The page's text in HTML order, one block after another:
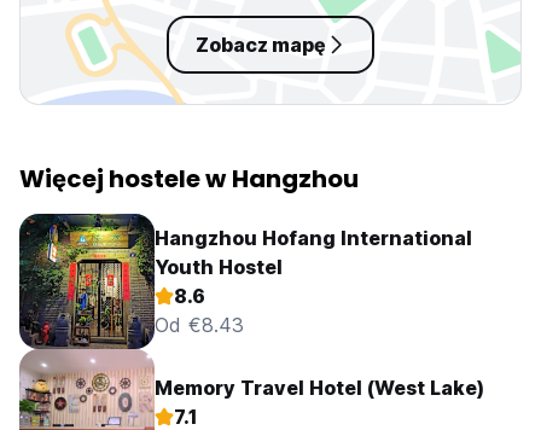
Zobacz mapę
Więcej hostele w Hangzhou
Hangzhou Hofang International
Youth Hostel
8.6
Od €8.43
Memory Travel Hotel (West Lake)
7.1